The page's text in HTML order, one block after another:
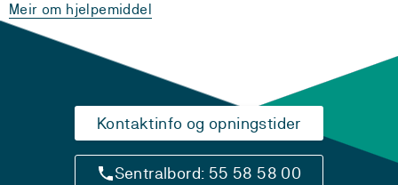
Meir om hjelpemiddel
Kontaktinfo og opningstider
Sentralbord: 55 58 58 00